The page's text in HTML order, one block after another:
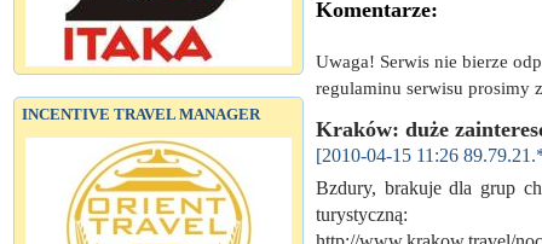
INCENTIVE TRAVEL MANAGER
Komentarze:
Uwaga! Serwis nie bierze
regulaminu serwisu prosimy
Kraków: duże
[2010-04-15 11:26
Bzdury, brakuje dla grup
turystyczną: